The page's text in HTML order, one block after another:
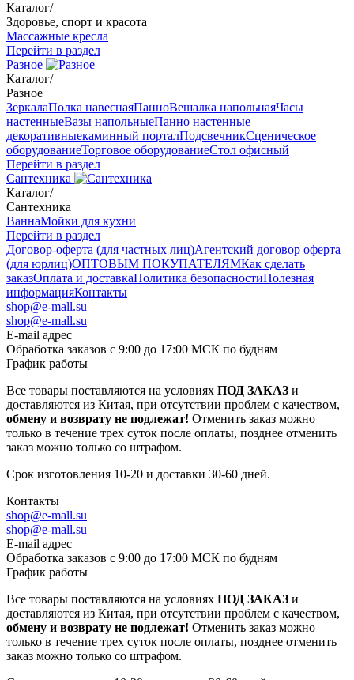
Каталог/
Здоровье, спорт и красота
Массажные кресла
Перейти в раздел
Разное
Каталог/
Разное
ЗеркалаПолка навеснаяПанноВешалка напольнаяЧасы
настенныеВазы напольныеПанно настенные
декоративныекаминный порталПодсвечникСценическое
оборудованиеТорговое оборудованиеСтол офисный
Перейти в раздел
Сантехника
Каталог/
Сантехника
ВаннаМойки для кухни
Перейти в раздел
Договор-оферта (для частных лиц)Агентский договор оферта
(для юрлиц)ОПТОВЫМ ПОКУПАТЕЛЯМКак сделать
заказОплата и доставкаПолитика безопасностиПолезная
информацияКонтакты
shop@e-mall.su
shop@e-mall.su
E-mail адрес
Обработка заказов с 9:00 до 17:00 МСК по будням
График работы
Все товары поставляются на условиях ПОД ЗАКАЗ и
доставляются из Китая, при отсутствии проблем с качеством,
обмену и возврату не подлежат! Отменить заказ можно
только в течение трех суток после оплаты, позднее отменить
заказ можно только со штрафом.
Срок изготовления 10-20 и доставки 30-60 дней.
Контакты
shop@e-mall.su
shop@e-mall.su
E-mail адрес
Обработка заказов с 9:00 до 17:00 МСК по будням
График работы
Все товары поставляются на условиях ПОД ЗАКАЗ и
доставляются из Китая, при отсутствии проблем с качеством,
обмену и возврату не подлежат! Отменить заказ можно
только в течение трех суток после оплаты, позднее отменить
заказ можно только со штрафом.